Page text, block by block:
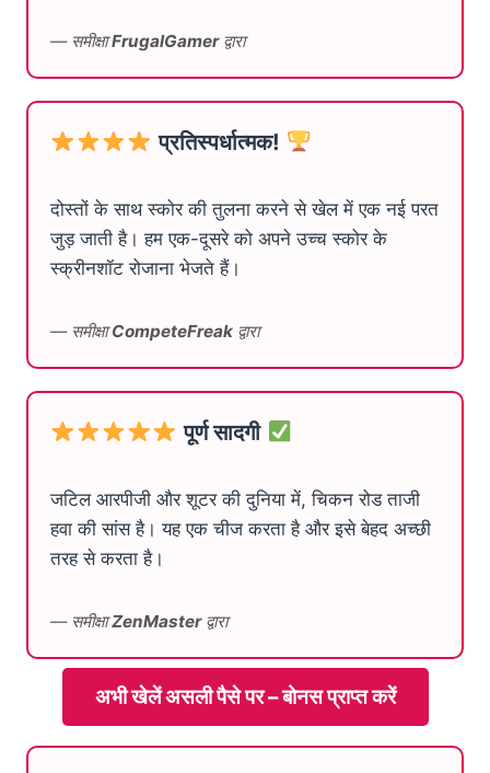
— समीक्षाFrugalGamerद्वारा
प्रतिस्पर्धात्मक!
दोस्तों के साथ स्कोर की तुलना करने से खेल में एक नई परत
जुड़ जाती है। हम एक-दूसरे को अपने उच्च स्कोर के
स्क्रीनशॉट रोजाना भेजते हैं।
— समीक्षाCompeteFreak द्वारा
पूर्ण सादगी
जटिल आरपीजी और शूटर की दुनिया में, चिकन रोड ताजी
हवा की सांस है। यह एक चीज करता है और इसे बेहद अच्छी
तरह से करता है।
— समीक्षाZenMasterद्वारा
अभी खेलें असली पैसे पर – बोनस प्राप्त करें